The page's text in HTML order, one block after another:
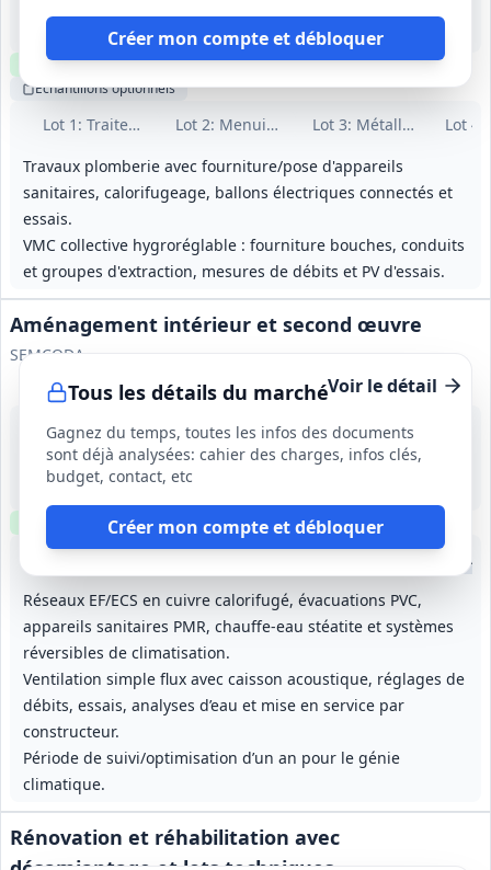
Créer mon compte et débloquer
Lot 1 : Traitement de façades
Lot 2: Menuiseries extérieures
Lot 3: Métallerie Lot 4
Travaux plomberie avec fourniture/pose d'appareils
sanitaires, calorifugeage, ballons électriques connectés et
essais.
VMC collective hygroréglable : fourniture bouches, conduits
et groupes d'extraction, mesures de débits et PV d'essais.
Non précisé
Clause environnementale Visiterequise
Échantillonsoptionnels
Tous les détails du marché
Gagnez du temps, toutes les infos des documents
sont déjà analysées: cahier des charges, infos clés,
budget, contact, etc
Créer mon compte et débloquer
Aménagement intérieur et second œuvre
SEMCODA
Voir le détail
: Isolation, Lot
Réseaux EF/ECS en cuivre calorifugé, évacuations PVC,
appareils sanitaires PMR, chauffe‑eau stéatite et systèmes
réversibles de climatisation.
Ventilation simple flux avec caisson acoustique, réglages de
débits, essais, analyses d’eau et mise en service par
constructeur.
Période de suivi/optimisation d’un an pour le génie
climatique.
14 sept. 2026
Rillieux-la-Pape (69)
18 semaines (incluant 6 semaines de préparation)
Clause environnementale Clause sociale Visite
Rénovation et réhabilitation avec